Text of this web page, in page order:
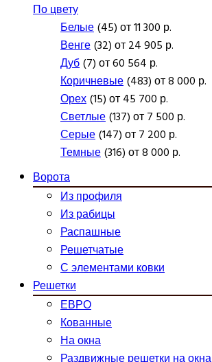
По цвету
Белые(45) от 11 300 р.
Венге(32) от 24 905 р.
Дуб(7) от 60 564 р.
Коричневые(483) от 8 000 р.
Орех(15) от 45 700 р.
Светлые(137) от 7 500 р.
Серые(147) от 7 200 р.
Темные(316) от 8 000 р.
Ворота
Из профиля
Из рабицы
Распашные
Решетчатые
С элементами ковки
Решетки
ЕВРО
Кованные
На окна